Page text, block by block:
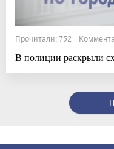
Прочитали: 752
В полиции раскрыли